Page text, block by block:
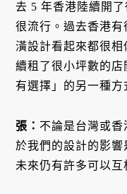
去 5 年香港陸續開
很流行。過去香港
潢設計看起來都很
續租了很小坪數的
有選擇」的另一種方
張 ： 不論是台灣或
於我們的設計的影
未來仍有許多可以互